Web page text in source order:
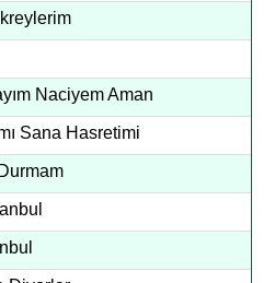
Naciyem Aman
Sana Hasretimi